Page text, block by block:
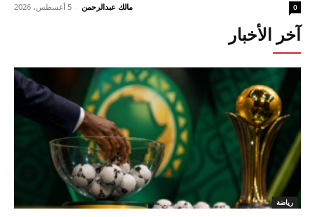
مالك عبدالرحمن - 5 أغسطس، 2026 0
آخر الأخبار
رياضة